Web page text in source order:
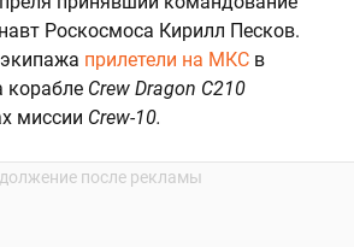
Роскосмоса Кирилл Песков.
прилетели на МКС в
корабле Crew Dragon C210
миссии Crew-10.